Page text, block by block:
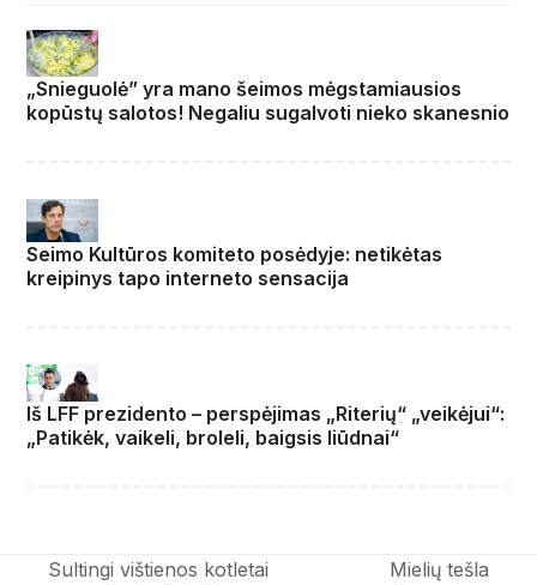
„Snieguolė” yra mano šeimos mėgstamiausios
kopūstų salotos! Negaliu sugalvoti nieko skanesnio
Seimo Kultūros komiteto posėdyje: netikėtas
kreipinys tapo interneto sensacija
Iš LFF prezidento – perspėjimas „Riterių“ „veikėjui“:
„Patikėk, vaikeli, broleli, baigsis liūdnai“
Sultingi vištienos kotletai
Mielių tešla